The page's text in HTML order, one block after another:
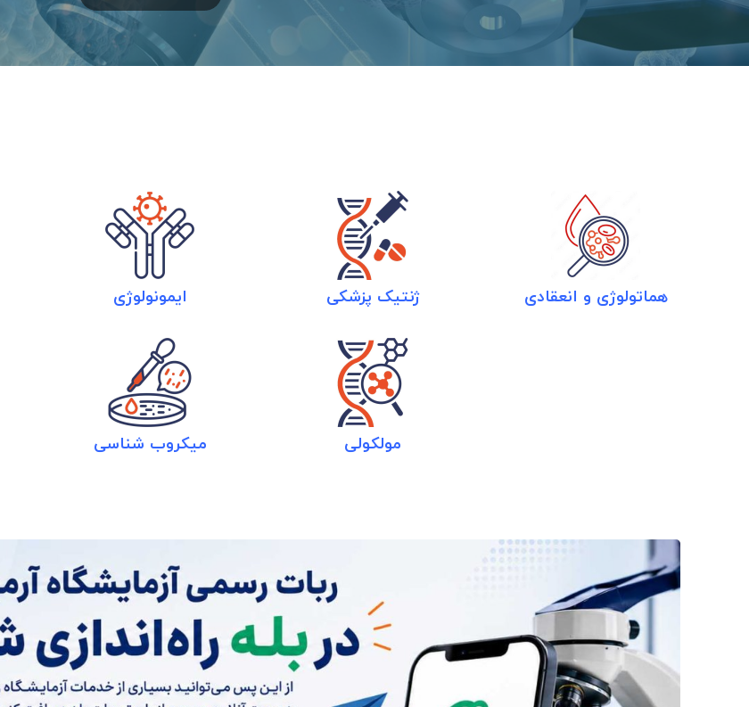
ایمونولوژی ژنتیک پزشکی هماتولوژی و انعقادی
میکروب شناسی مولکولی